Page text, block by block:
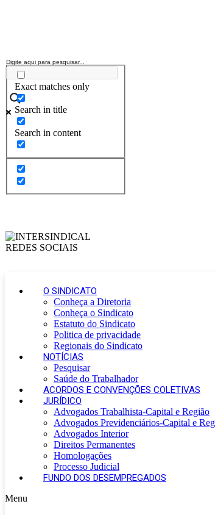
Exact matches only
Search in title
Search in content
O SINDICATO
Conheça a Diretoria
Conheça o Sindicato
Estatuto do Sindicato
Politica de privacidade
Regionais do Sindicato
NOTÍCIAS
Pesquisar
Saúde do Trabalhador
ACORDOS E CONVENÇÕES COLETIVAS
JURÍDICO
Advogados Trabalhista-Capital e Região
Advogados Previdenciários-Capital e
Advogados Interior
Direitos Permanentes
Homologações
Processo Judicial
FUNDO DOS DESEMPREGADOS
Menu